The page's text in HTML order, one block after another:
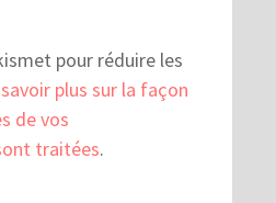
pour réduire les
savoir plus sur la façon
de vos
traitées.